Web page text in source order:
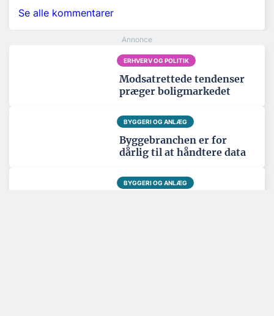
Se alle kommentarer
ERHVERV OG POLITIK
Modsatrettede tendenser
præger boligmarkedet
BYGGERI OG ANLÆG
Byggebranchen er for
dårlig til at håndtere data
BYGGERI OG ANLÆG